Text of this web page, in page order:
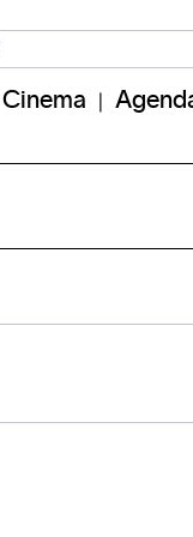
Cinema
vagas